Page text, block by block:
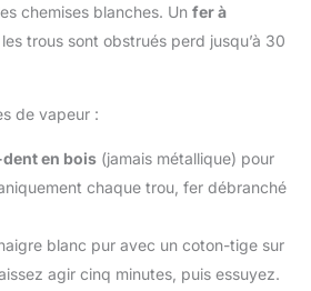
chemises blanches. Un fer à
trous sont obstrués perd jusqu’à 30
de vapeur :
en bois (jamais métallique) pour
chaque trou, fer débranché
blanc pur avec un coton-tige sur
agir cinq minutes, puis essuyez.